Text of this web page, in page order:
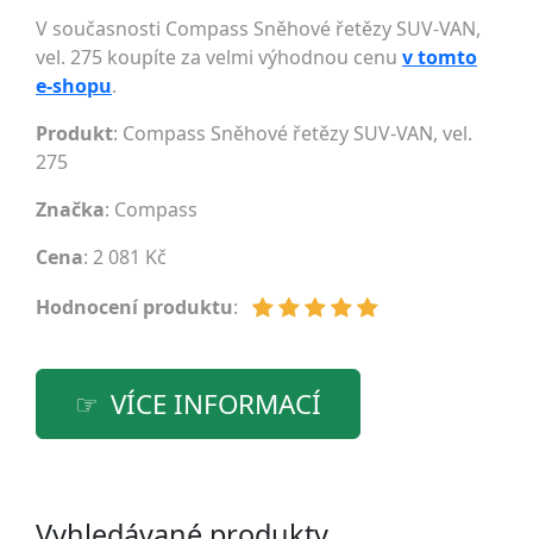
V současnosti Compass Sněhové řetězy SUV-VAN,
vel. 275 koupíte za velmi výhodnou cenu v tomto
e-shopu.
Produkt: Compass Sněhové řetězy SUV-VAN, vel.
275
Značka: Compass
Cena: 2 081 Kč
Hodnocení produktu:
VÍCE INFORMACÍ